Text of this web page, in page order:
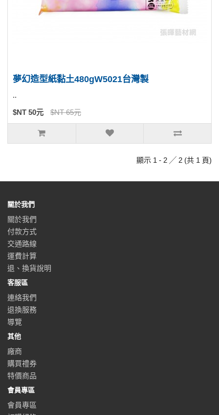
夢幻造型紙黏土480gW5021台灣製
..
$NT 50元 $NT 65元
顯示 1 - 2 ╱ 2 (共 1 頁)
關於我們
關於我們
付款方式
交通路線
運費計算
退、換貨說明
客服區
連絡我們
退換服務
導覽
其他
廠商
購買禮券
特價商品
會員專區
會員專區